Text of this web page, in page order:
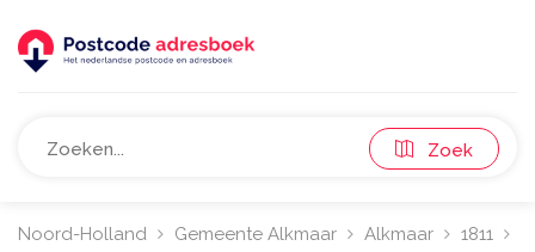
Zoek
Noord-Holland Gemeente Alkmaar Alkmaar 1811